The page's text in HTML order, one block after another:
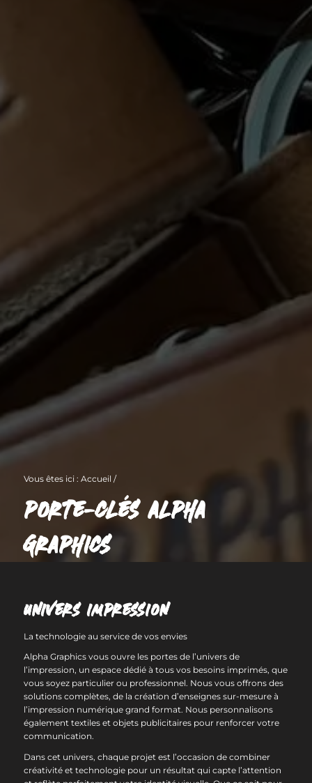
Vous êtes ici : Accueil /
PORTE-CLÉS ALPHA
GRAPHICS
UNIVERS IMPRESSION
La technologie au service de vos envies
Alpha Graphics vous ouvre les portes de l’univers de
l’impression, un espace dédié à tous vos besoins imprimés, que
vous soyez particulier ou professionnel. Nous vous offrons des
solutions complètes, de la création d’enseignes sur-mesure à
l’impression numérique grand format. Nous personnalisons
également textiles et objets publicitaires pour renforcer votre
communication.
Dans cet univers, chaque projet est l’occasion de combiner
créativité et technologie pour un résultat qui capte l’attention